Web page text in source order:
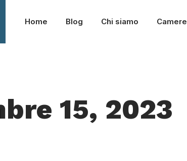
Home Blog Chi siamo Camere
15, 2023